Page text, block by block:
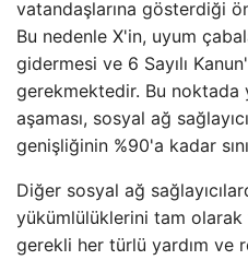
vatandaşlarına gösterdiği
Bu nedenle X'in, uyum
gidermesi ve 6 Sayılı
gerekmektedir. Bu noktada
aşaması, sosyal ağ
genişliğinin %90'a kadar
Diğer sosyal ağ
yükümlülüklerini tam
gerekli her türlü yardım ve